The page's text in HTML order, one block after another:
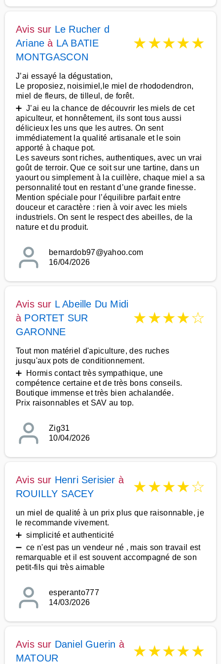
Avis sur Le Rucher d
Ariane à LA BATIE
MONTGASCON
★★★★★
J’ai essayé la dégustation,
Le proposiez, noisimiel,le miel de rhododendron,
miel de fleurs, de tilleul, de forêt.
➕ J’ai eu la chance de découvrir les miels de cet
apiculteur, et honnêtement, ils sont tous aussi
délicieux les uns que les autres. On sent
immédiatement la qualité artisanale et le soin
apporté à chaque pot.
Les saveurs sont riches, authentiques, avec un vrai
goût de terroir. Que ce soit sur une tartine, dans un
yaourt ou simplement à la cuillère, chaque miel a sa
personnalité tout en restant d’une grande finesse.
Mention spéciale pour l’équilibre parfait entre
douceur et caractère : rien à voir avec les miels
industriels. On sent le respect des abeilles, de la
nature et du produit.
bernardob97@yahoo.com
16/04/2026
Avis sur L Abeille Du Midi
à PORTET SUR
GARONNE
★★★★☆
Tout mon matériel d'apiculture, des ruches
jusqu'aux pots de conditionnement.
➕ Hormis contact très sympathique, une
compétence certaine et de très bons conseils.
Boutique immense et très bien achalandée.
Prix raisonnables et SAV au top.
Zig31
10/04/2026
Avis sur Henri Serisier à
ROUILLY SACEY
★★★★☆
un miel de qualité à un prix plus que raisonnable, je
le recommande vivement.
➕ simplicité et authenticité
➖ ce n'est pas un vendeur né , mais son travail est
remarquable et il est souvent accompagné de son
petit-fils qui très aimable
esperanto777
14/03/2026
Avis sur Daniel Guerin à
MATOUR
★★★★★